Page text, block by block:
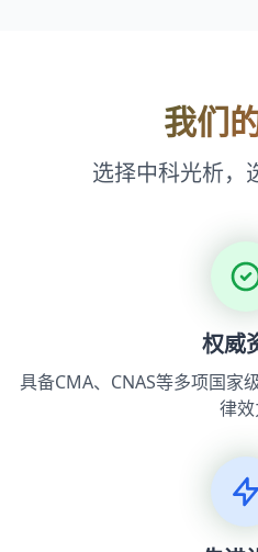
我们
选择中科光析，
权威
具备CMA、CNAS等多项国家
律